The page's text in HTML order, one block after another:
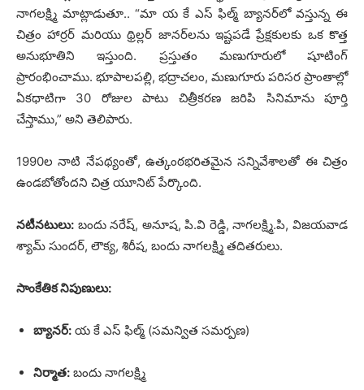
నాగలక్ష్మి మాట్లాడుతూ.. “మా య కే ఎస్ ఫిల్మ్ బ్యానర్‌లో వస్తున్న ఈ
చిత్రం హార్రర్ మరియు థ్రిల్లర్ జానర్‌లను ఇష్టపడే ప్రేక్షకులకు ఒక కొత్త
అనుభూతిని ఇస్తుంది. ప్రస్తుతం మణుగూరులో షూటింగ్
ప్రారంభించాము. భూపాలపల్లి, భద్రాచలం, మణుగూరు పరిసర ప్రాంతాల్లో
ఏకధాటిగా 30 రోజుల పాటు చిత్రీకరణ జరిపి సినిమాను పూర్తి
చేస్తాము,” అని తెలిపారు.
1990ల నాటి నేపథ్యంతో, ఉత్కంఠభరితమైన సన్నివేశాలతో ఈ చిత్రం
ఉండబోతోందని చిత్ర యూనిట్ పేర్కొంది.
నటీనటులు: బందు నరేష్, అనూష, పి.వి రెడ్డి, నాగలక్ష్మి.పి, విజయవాడ
శ్యామ్ సుందర్, లౌక్య, శిరీష, బందు నాగలక్ష్మి తదితరులు.
సాంకేతిక నిపుణులు:
బ్యానర్: య కే ఎస్ ఫిల్మ్ (సమన్విత సమర్పణ)
నిర్మాత: బందు నాగలక్ష్మి